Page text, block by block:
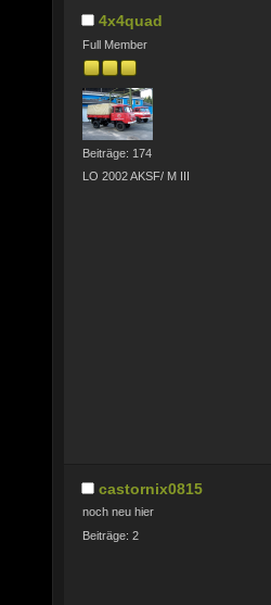
4x4quad
Full Member
Beiträge: 174
LO 2002 AKSF/ M III
castornix0815
noch neu hier
Beiträge: 2